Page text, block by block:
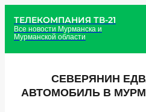
ТЕЛЕКОМПАНИЯ ТВ-21
Все новости Мурманска и
Мурманской области
СЕВЕРЯНИН
АВТОМОБИЛЬ В